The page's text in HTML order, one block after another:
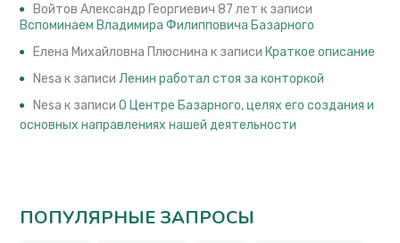
Войтов Александр Георгиевич 87 лет к записи
Вспоминаем Владимира Филипповича Базарного
Елена Михайловна Плюснина к записи Краткое описание
Nesa к записиЛенин работал стоя за конторкой
Nesa к записиО Центре Базарного, целях его создания и
основных направлениях нашей деятельности
ПОПУЛЯРНЫЕ ЗАПРОСЫ